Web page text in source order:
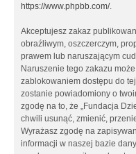
https://www.phpbb.com/.
Akceptujesz zakaz
obraźliwym, oszczerczym,
prawem lub naruszającym
Naruszenie tego zakazu
zablokowaniem dostępu do
zostanie powiadomiony o
zgodę na to, że „Fundacja
chwili usunąć, zmienić,
Wyrażasz zgodę na
informacji w naszej bazie